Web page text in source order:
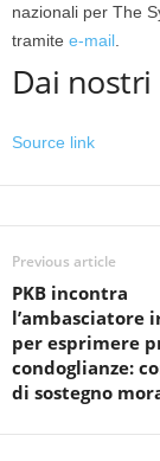
nazionali per The
tramite e-mail
Dai
Source link
Previous article
PKB incontra
l’ambasciatore
per esprimere
condoglianze:
di sostegno